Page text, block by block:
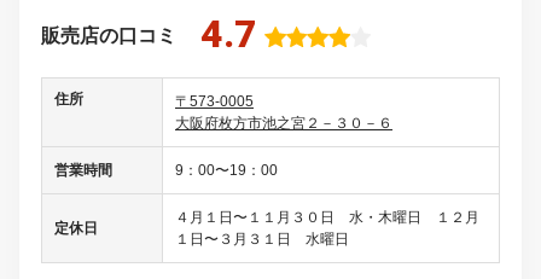
販売店の口コミ 4.7
住所
〒573-0005
大阪府枚方市池之宮２－３０－６
営業時間 9：00〜19：00
定休日
４月１日〜１１月３０日 水・木曜日 １２月
１日〜３月３１日 水曜日